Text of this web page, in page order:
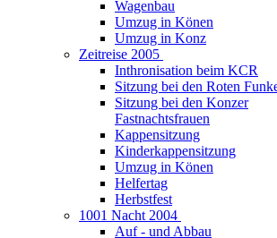
Wagenbau
Umzug in Könen
Umzug in Konz
Zeitreise 2005
Inthronisation beim KCR
Sitzung bei den Roten
Sitzung bei den Konzer
Fastnachtsfrauen
Kappensitzung
Kinderkappensitzung
Umzug in Könen
Helfertag
Herbstfest
1001 Nacht 2004
Auf - und Abbau